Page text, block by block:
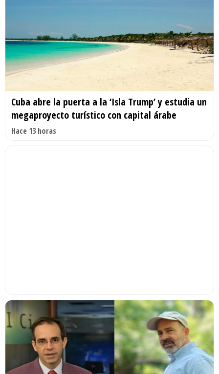
Cuba abre la puerta a la ‘Isla Trump’ y estudia un
megaproyecto turístico con capital árabe
Hace 13 horas